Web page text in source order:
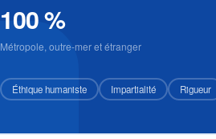
100 %
Métropole, outre-mer et étranger
Éthique humaniste Impartialité Rigueur